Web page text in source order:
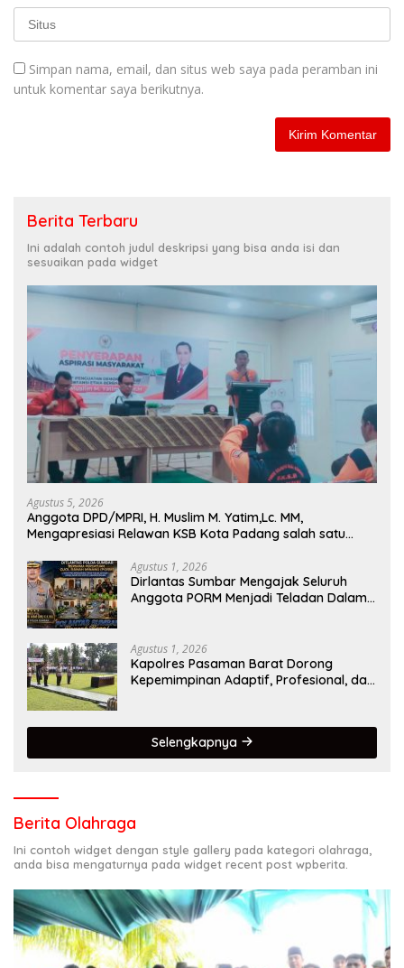
Simpan nama, email, dan situs web saya pada peramban ini
untuk komentar saya berikutnya.
Berita Terbaru
Ini adalah contoh judul deskripsi yang bisa anda isi dan
sesuaikan pada widget
Agustus 5, 2026
Anggota DPD/MPRI, H. Muslim M. Yatim,Lc. MM,
Mengapresiasi Relawan KSB Kota Padang salah satu
Agustus 1, 2026
Dirlantas Sumbar Mengajak Seluruh
Anggota PORM Menjadi Teladan Dalam
Keselamatan Berkendara
Agustus 1, 2026
Kapolres Pasaman Barat Dorong
Kepemimpinan Adaptif, Profesional, dan
Selengkapnya
Berita Olahraga
Ini contoh widget dengan style gallery pada kategori olahraga,
anda bisa mengaturnya pada widget recent post wpberita.